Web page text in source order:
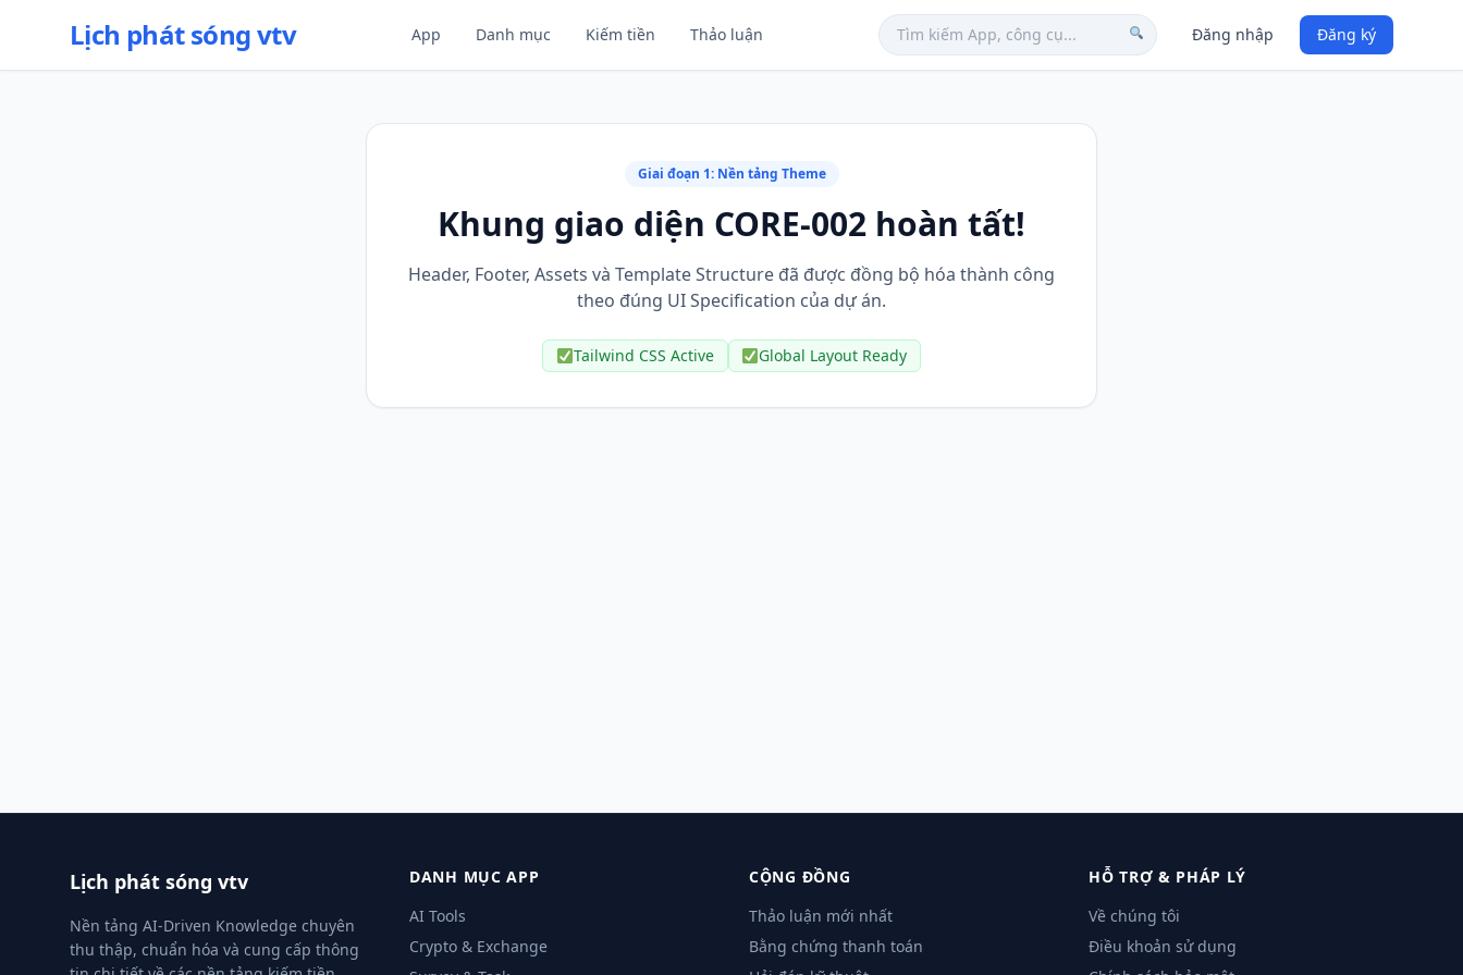
Lịch phát sóng vtv App Danh mục Kiếm tiền Thảo luận Đăng nhập Đăng ký
Giai đoạn 1: Nền tảng Theme
Khung giao diện CORE-002 hoàn tất!
Header, Footer, Assets và Template Structure đã được đồng bộ hóa thành công
theo đúng UI Specification của dự án.
Tailwind CSS Active Global Layout Ready
Lịch phát sóng vtv
Nền tảng AI-Driven Knowledge chuyên
thu thập, chuẩn hóa và cung cấp thông
DANH MỤC APP
AI Tools
Crypto & Exchange
CỘNG ĐỒNG
Thảo luận mới nhất
Bằng chứng thanh toán
HỖ TRỢ & PHÁP LÝ
Về chúng tôi
Điều khoản sử dụng